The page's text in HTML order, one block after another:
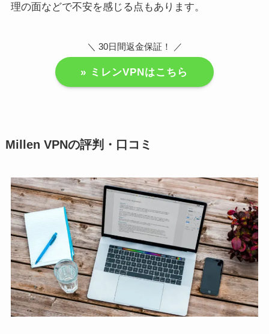
理の面などで不安を感じる点もあります。
＼ 30日間返金保証！ ／
» ミレンVPNはこちら
Millen VPNの評判・口コミ